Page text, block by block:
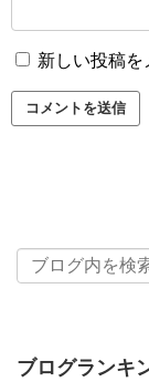
新しい投稿を
ブログランキ